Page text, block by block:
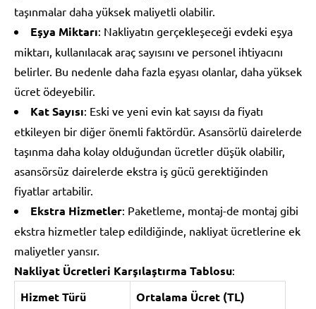
taşınmalar daha yüksek maliyetli olabilir.
Eşya Miktarı: Nakliyatın gerçekleşeceği evdeki eşya
miktarı, kullanılacak araç sayısını ve personel ihtiyacını
belirler. Bu nedenle daha fazla eşyası olanlar, daha yüksek
ücret ödeyebilir.
Kat Sayısı: Eski ve yeni evin kat sayısı da fiyatı
etkileyen bir diğer önemli faktördür. Asansörlü dairelerde
taşınma daha kolay olduğundan ücretler düşük olabilir,
asansörsüz dairelerde ekstra iş gücü gerektiğinden
fiyatlar artabilir.
Ekstra Hizmetler: Paketleme, montaj-de montaj gibi
ekstra hizmetler talep edildiğinde, nakliyat ücretlerine ek
maliyetler yansır.
Nakliyat Ücretleri Karşılaştırma Tablosu:
Hizmet Türü Ortalama Ücret (TL)